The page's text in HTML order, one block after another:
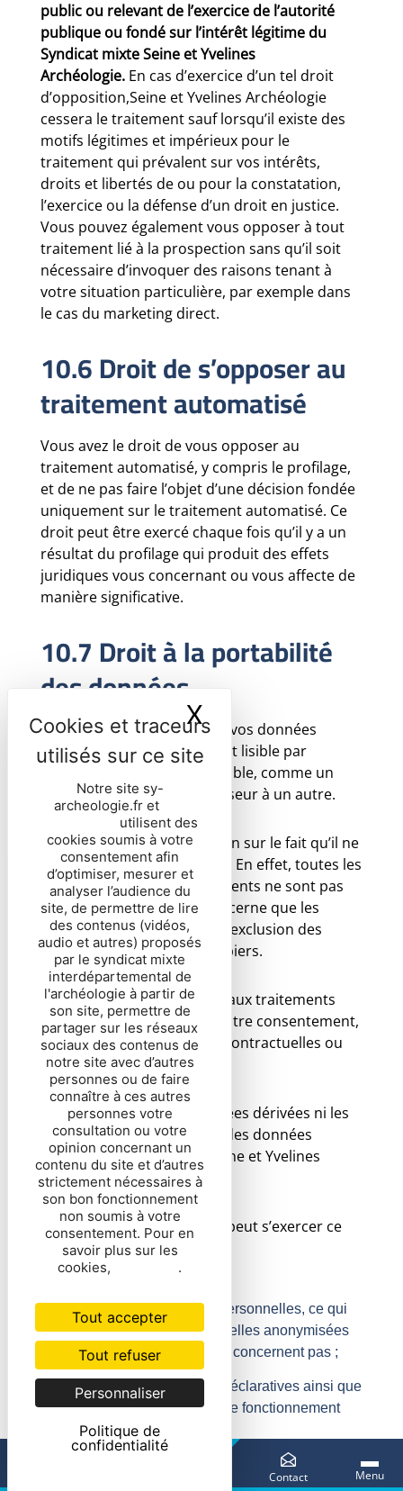
Contact Menu
public ou relevant de l’exercice de l’autorité
publique ou fondé sur l’intérêt légitime du
Syndicat mixte Seine et Yvelines
Archéologie. En cas d’exercice d’un tel droit
d’opposition,Seine et Yvelines Archéologie
cessera le traitement sauf lorsqu’il existe des
motifs légitimes et impérieux pour le
traitement qui prévalent sur vos intérêts,
droits et libertés de ou pour la constatation,
l’exercice ou la défense d’un droit en justice.
Vous pouvez également vous opposer à tout
traitement lié à la prospection sans qu’il soit
nécessaire d’invoquer des raisons tenant à
votre situation particulière, par exemple dans
le cas du marketing direct.
10.6 Droit de s’opposer au
traitement automatisé
Vous avez le droit de vous opposer au
traitement automatisé, y compris le profilage,
et de ne pas faire l’objet d’une décision fondée
uniquement sur le traitement automatisé. Ce
droit peut être exercé chaque fois qu’il y a un
résultat du profilage qui produit des effets
juridiques vous concernant ou vous affecte de
manière significative.
10.7 Droit à la portabilité
des données
Vous avez le droit d’obtenir vos données
personnelles dans un format lisible par
machine ou, si cela est possible, comme un
transfert direct d’un processeur à un autre.
Nous attirons votre attention sur le fait qu’il ne
s’agit pas d’un droit général. En effet, toutes les
données de tous les traitements ne sont pas
portables et ce droit ne concerne que les
traitements automatisés à l’exclusion des
traitements manuels ou papiers.
En outre, ce droit est limité aux traitements
dont la base juridique est votre consentement,
l’exécution de mesures précontractuelles ou
un contrat.
Ce droit n’inclut ni les données dérivées ni les
données inférées, qui sont des données
personnelles créées par Seine et Yvelines
Archéologie.
Les données sur lesquelles peut s’exercer ce
droit sont :
uniquement vos données personnelles, ce qui
exclut les données personnelles anonymisées
ou les données qui ne vous concernent pas ;
les données personnelles déclaratives ainsi que
les données personnelles de fonctionnement
évoquées précédemment.
Le droit à la portabilité ne peut pas porter
atteinte aux droits et libertés de tiers telles que
Notre site sy-
archeologie.fr et
utilisent des
cookies soumis à votre
consentement afin
d’optimiser, mesurer et
analyser l’audience du
site, de permettre de lire
des contenus (vidéos,
audio et autres) proposés
par le syndicat mixte
interdépartemental de
l'archéologie à partir de
son site, permettre de
partager sur les réseaux
sociaux des contenus de
notre site avec d’autres
personnes ou de faire
connaître à ces autres
personnes votre
consultation ou votre
opinion concernant un
contenu du site et d’autres
strictement nécessaires à
son bon fonctionnement
non soumis à votre
consentement. Pour en
savoir plus sur les
cookies,
.
Tout accepter
Tout refuser
Personnaliser
Politique de
confidentialité
XMasquer le